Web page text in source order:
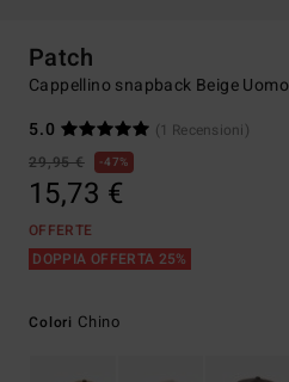
Patch
Cappellino snapback Beige Uomo
5.0
(1 Recensioni)
29,95 €
47%
15,73 €
OFFERTE
DOPPIA OFFERTA 25%
Colori Chino